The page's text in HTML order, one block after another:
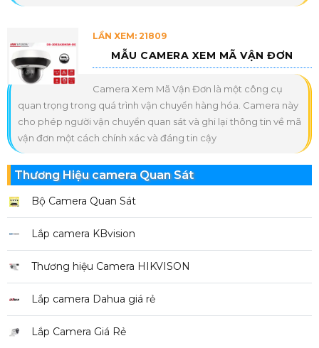
LẦN XEM: 21809
MẪU CAMERA XEM MÃ VẬN ĐƠN
Camera Xem Mã Vận Đơn là một công cụ
quan trọng trong quá trình vận chuyển hàng hóa. Camera này
cho phép người vận chuyển quan sát và ghi lại thông tin về mã
vận đơn một cách chính xác và đáng tin cậy
Thương Hiệu camera Quan Sát
Bộ Camera Quan Sát
Lắp camera KBvision
Thương hiệu Camera HIKVISON
Lắp camera Dahua giá rẻ
Lắp Camera Giá Rẻ